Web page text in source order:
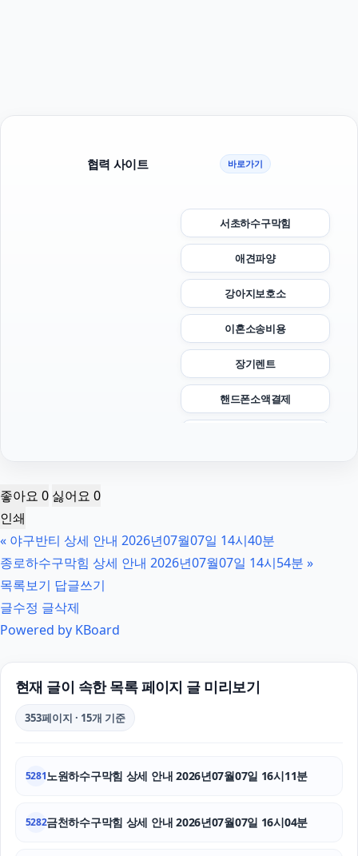
협력 사이트 바로가기
서초하수구막힘
애견파양
강아지보호소
이혼소송비용
장기렌트
핸드폰소액결제
동탄피부과
양천하수구막힘
수원변호사
강아지보호소
용인마약변호사
좋아요 0 싫어요 0
인쇄
« 야구반티 상세 안내 2026년07월07일 14시40분
종로하수구막힘 상세 안내 2026년07월07일 14시54분 »
목록보기 답글쓰기
글수정 글삭제
Powered by KBoard
현재 글이 속한 목록 페이지 글 미리보기
353페이지 · 15개 기준
5281노원하수구막힘 상세 안내 2026년07월07일 16시11분
5282금천하수구막힘 상세 안내 2026년07월07일 16시04분